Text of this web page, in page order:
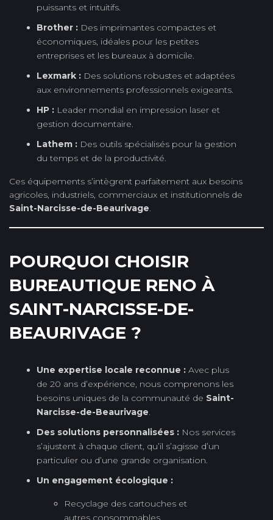
puissants et intuitifs.
Brother : Des imprimantes compactes et
économiques, idéales pour les petites
entreprises et les bureaux à domicile.
Lexmark : Des solutions robustes et adaptées
aux environnements professionnels exigeants.
HP : Leader mondial en impression laser et
gestion documentaire.
Lathem : Des outils spécialisés pour la gestion
du temps et de la productivité.
Ces équipements s’intègrent parfaitement aux besoins
agricoles, industriels, commerciaux et institutionnels de
Saint-Narcisse-de-Beaurivage.
POURQUOI CHOISIR
BUREAUTIQUE RENO À
SAINT-NARCISSE-DE-
BEAURIVAGE ?
Une expertise locale reconnue : Avec plus
de 20 ans d’expérience, nous comprenons les
besoins uniques de la communauté de Saint-
Narcisse-de-Beaurivage.
Des solutions personnalisées : Nos services
s’ajustent à chaque client, qu’il s’agisse d’un
particulier ou d’une grande organisation.
Un engagement écologique :
Recyclage des cartouches et
autres consommables.